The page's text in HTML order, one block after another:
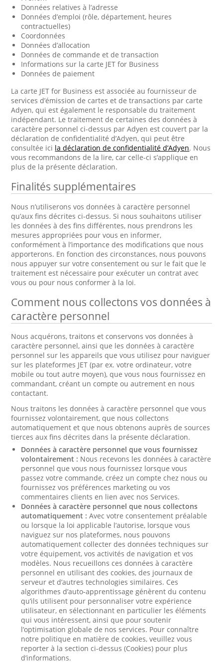
Données relatives à l’adresse
Données d’emploi (rôle, département, heures
contractuelles)
Coordonnées
Données d’allocation
Données de commande et de transaction
Informations sur la carte JET for Business
Données de paiement
La carte JET for Business est associée au fournisseur de
services d’émission de cartes et de transactions par carte
Adyen, qui est également le responsable du traitement
indépendant. Le traitement de certaines des données à
caractère personnel ci-dessus par Adyen est couvert par la
déclaration de confidentialité d’Adyen, qui peut être
consultée ici la déclaration de confidentialité d’Adyen. Nous
vous recommandons de la lire, car celle-ci s’applique en
plus de la présente déclaration.
Finalités supplémentaires
Nous n’utiliserons vos données à caractère personnel
qu’aux fins décrites ci-dessus. Si nous souhaitons utiliser
les données à des fins différentes, nous prendrons les
mesures appropriées pour vous en informer,
conformément à l’importance des modifications que nous
apporterons. En fonction des circonstances, nous pouvons
nous appuyer sur votre consentement ou sur le fait que le
traitement est nécessaire pour exécuter un contrat avec
vous ou pour nous conformer à la loi.
Comment nous collectons vos données à
caractère personnel
Nous acquérons, traitons et conservons vos données à
caractère personnel, ainsi que les données à caractère
personnel sur les appareils que vous utilisez pour naviguer
sur les plateformes JET (par ex. votre ordinateur, votre
mobile ou tout autre moyen), que vous nous fournissez en
commandant, créant un compte ou autrement en nous
contactant.
Nous traitons les données à caractère personnel que vous
fournissez volontairement, que nous collectons
automatiquement et que nous obtenons auprès de sources
tierces aux fins décrites dans la présente déclaration.
Données à caractère personnel que vous fournissez
volontairement : Nous recevons les données à caractère
personnel que vous nous fournissez lorsque vous
passez votre commande, créez un compte chez nous ou
fournissez vos préférences marketing ou vos
commentaires clients en lien avec nos Services.
Données à caractère personnel que nous collectons
automatiquement : Avec votre consentement préalable
ou lorsque la loi applicable l’autorise, lorsque vous
naviguez sur nos plateformes, nous pouvons
automatiquement collecter des données techniques sur
votre équipement, vos activités de navigation et vos
modèles. Nous recueillons ces données à caractère
personnel en utilisant des cookies, des journaux de
serveur et d’autres technologies similaires. Ces
algorithmes d’auto-apprentissage génèrent du contenu
qu’ils utilisent pour personnaliser votre expérience
utilisateur, en sélectionnant en particulier les éléments
qui vous intéressent, ainsi que pour soutenir
l’optimisation globale de nos services. Pour connaître
notre politique en matière de cookies, veuillez vous
reporter à la section ci-dessus (Cookies) pour plus
d’informations.